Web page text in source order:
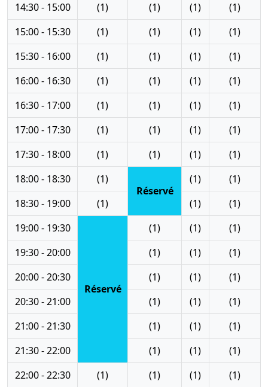
14:30 - 15:00
(1) (1) (1)
(1)
15:00 - 15:30
(1) (1) (1)
(1)
15:30 - 16:00
(1) (1) (1)
(1)
16:00 - 16:30
(1) (1) (1)
(1)
16:30 - 17:00
(1) (1) (1)
(1)
17:00 - 17:30
(1) (1) (1)
(1)
17:30 - 18:00
(1) (1) (1)
(1)
18:00 - 18:30
(1)
Réservé
(1)
(1)
18:30 - 19:00
(1) (1)
(1)
19:00 - 19:30
Réservé
(1) (1)
(1)
19:30 - 20:00
(1) (1)
(1)
20:00 - 20:30
(1) (1)
(1)
20:30 - 21:00
(1) (1)
(1)
21:00 - 21:30
(1) (1)
(1)
21:30 - 22:00
(1) (1)
(1)
22:00 - 22:30
(1) (1) (1) (1)